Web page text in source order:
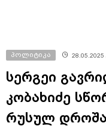
პოლიტიკა 28.05.2025
სერგეი
კობახიძე
რუსულ